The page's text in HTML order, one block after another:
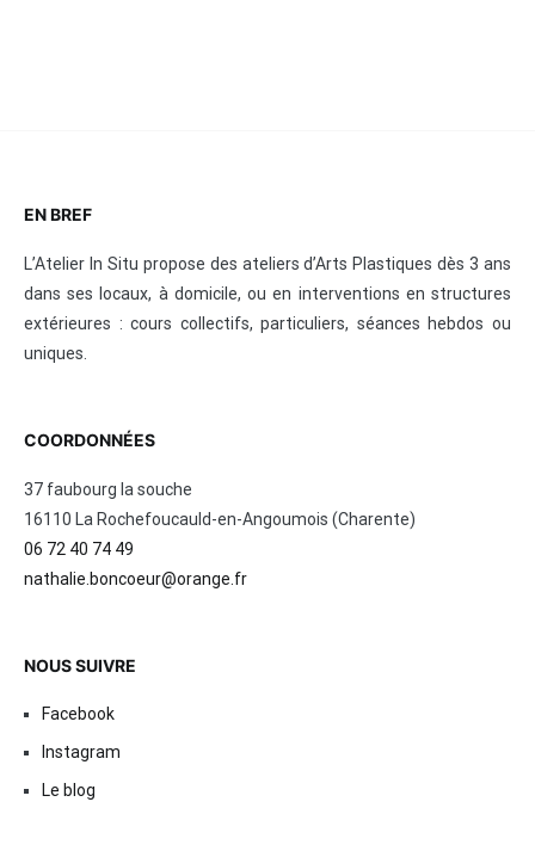
EN BREF
L’Atelier In Situ propose des ateliers d’Arts Plastiques dès 3 ans
dans ses locaux, à domicile, ou en interventions en structures
extérieures : cours collectifs, particuliers, séances hebdos ou
uniques.
COORDONNÉES
37 faubourg la souche
16110 La Rochefoucauld-en-Angoumois (Charente)
06 72 40 74 49
nathalie.boncoeur@orange.fr
NOUS SUIVRE
Facebook
Instagram
Le blog